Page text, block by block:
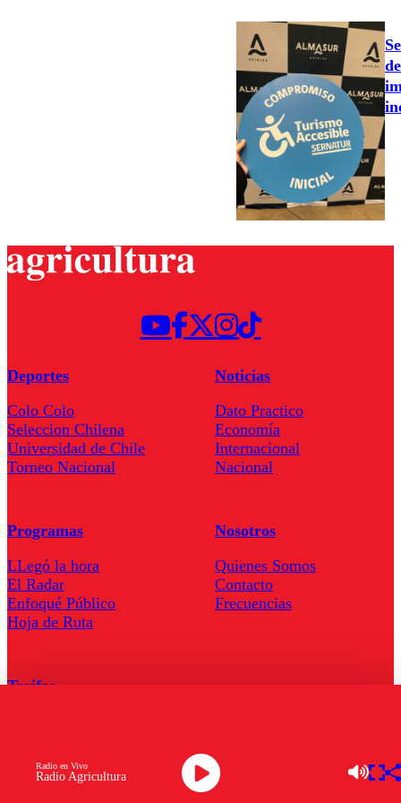
Radio Agricultura
Radio en Vivo
Deportes
Colo Colo
Seleccion Chilena
Universidad de Chile
Torneo Nacional
Noticias
Dato Practico
Economía
Internacional
Nacional
Programas
LLegó la hora
El Radar
Enfoqué Público
Hoja de Ruta
Nosotros
Quienes Somos
Contacto
Frecuencias
Tarifas